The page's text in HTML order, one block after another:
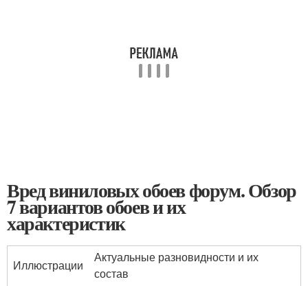
Вред виниловых обоев форум. Обзор
7 вариантов обоев и их
характеристик
Иллюстрации
Актуальные разновидности и их
состав